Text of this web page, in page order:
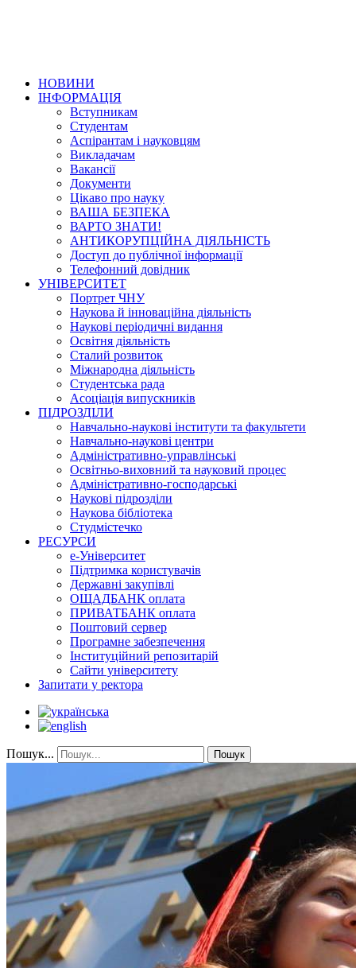
НОВИНИ
ІНФОРМАЦІЯ
Вступникам
Студентам
Аспірантам і науковцям
Викладачам
Вакансії
Документи
Цікаво про науку
ВАША БЕЗПЕКА
ВАРТО ЗНАТИ!
АНТИКОРУПЦІЙНА ДІЯЛЬНІСТЬ
Доступ до публічної інформації
Телефонний довідник
УНІВЕРСИТЕТ
Портрет ЧНУ
Наукова й інноваційна діяльність
Наукові періодичні видання
Освітня діяльність
Сталий розвиток
Міжнародна діяльність
Студентська рада
Асоціація випускників
ПІДРОЗДІЛИ
Навчально-наукові інститути та факультети
Навчально-наукові центри
Адміністративно-управлінські
Освітньо-виховний та науковий процес
Адміністративно-господарські
Наукові підрозділи
Наукова бібліотека
Студмістечко
РЕСУРСИ
е-Університет
Підтримка користувачів
Державні закупівлі
ОЩАДБАНК оплата
ПРИВАТБАНК оплата
Поштовий сервер
Програмне забезпечення
Інституційний репозитарій
Сайти університету
Запитати у ректора
Пошук... Пошук